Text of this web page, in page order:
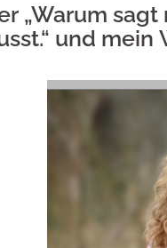
„Warum
und mein